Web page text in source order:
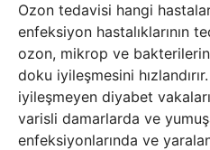
Ozon tedavisi hangi
enfeksiyon hastalıklarının
ozon, mikrop ve
doku iyileşmesini
iyileşmeyen diyabet
varisli damarlarda ve
enfeksiyonlarında ve